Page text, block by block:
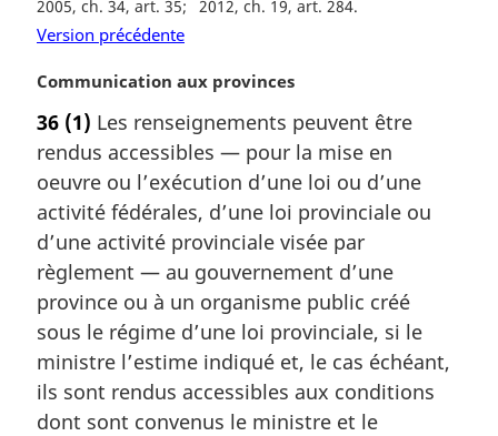
l
e
2005, ch. 34, art. 35 2012, ch. 19, art. 284
Version précédente
N
t
e
m
r
g
i
n
a
e
:
Communication aux provinces
36 (1) Les renseignements peuvent être
rendus accessibles — pour la mise en
oeuvre ou l’exécution d’une loi ou d’une
activité fédérales, d’une loi provinciale ou
d’une activité provinciale visée par
règlement — au gouvernement d’une
province ou à un organisme public créé
sous le régime d’une loi provinciale, si le
ministre l’estime indiqué et, le cas échéant,
ils sont rendus accessibles aux conditions
dont sont convenus le ministre et le